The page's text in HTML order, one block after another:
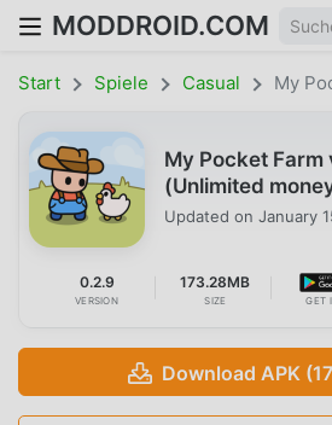
MODDROID.COM
Start Spiele Casual My
My Pocket Farm
(Unlimited
Updated on January
0.2.9
VERSION
173.28MB
SIZE GET
Download APK